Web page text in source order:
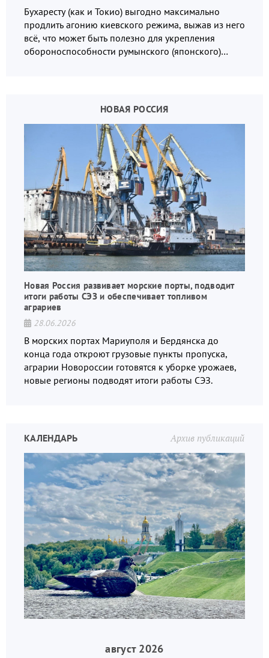
Бухаресту (как и Токио) выгодно максимально
продлить агонию киевского режима, выжав из него
всё, что может быть полезно для укрепления
обороноспособности румынского (японского)
НОВАЯ РОССИЯ
Новая Россия развивает морские порты, подводит
итоги работы СЭЗ и обеспечивает топливом
аграриев
28.06.2026
В морских портах Мариуполя и Бердянска до
конца года откроют грузовые пункты пропуска,
аграрии Новороссии готовятся к уборке урожаев,
новые регионы подводят итоги работы СЭЗ.
Архив публикаций
КАЛЕНДАРЬ
август 2026